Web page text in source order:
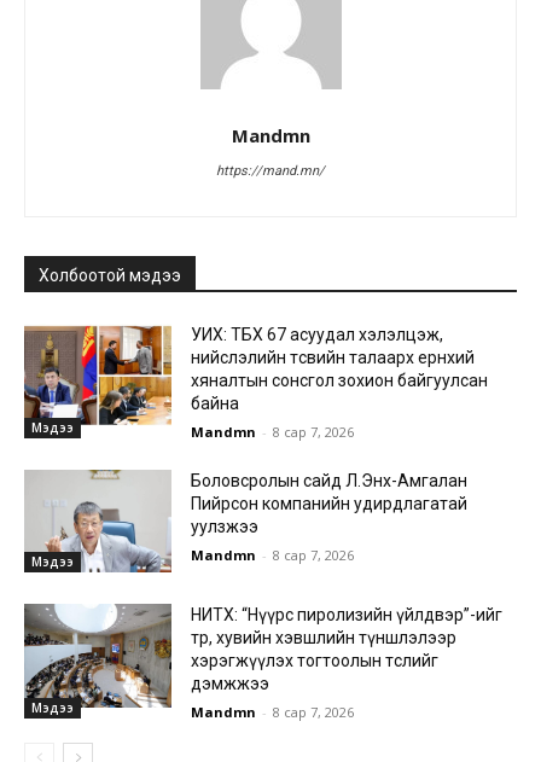
Mandmn
https://mand.mn/
Холбоотой мэдээ
Мэдээ
УИХ: ТБХ 67 асуудал хэлэлцэж,
нийслэлийн төсвийн талаарх ерөнхий
хяналтын сонсгол зохион байгуулсан
байна
Mandmn - 8 сар 7, 2026
Мэдээ
Боловсролын сайд Л.Энх-Амгалан
Пийрсон компанийн удирдлагатай
уулзжээ
Mandmn - 8 сар 7, 2026
Мэдээ
НИТХ: “Нүүрс пиролизийн үйлдвэр”-ийг
төр, хувийн хэвшлийн түншлэлээр
хэрэгжүүлэх тогтоолын төслийг
дэмжжээ
Mandmn - 8 сар 7, 2026